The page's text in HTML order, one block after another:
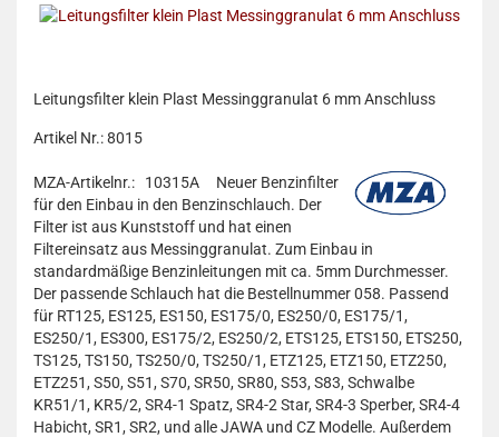
Leitungsfilter klein Plast Messinggranulat 6 mm Anschluss
Artikel Nr.: 8015
MZA-Artikelnr.: 10315A
Neuer Benzinfilter
für den Einbau in den Benzinschlauch. Der
Filter ist aus Kunststoff und hat einen
Filtereinsatz aus Messinggranulat. Zum Einbau in
standardmäßige Benzinleitungen mit ca. 5mm Durchmesser.
Der passende Schlauch hat die Bestellnummer 058. Passend
für RT125, ES125, ES150, ES175/0, ES250/0, ES175/1,
ES250/1, ES300, ES175/2, ES250/2, ETS125, ETS150, ETS250,
TS125, TS150, TS250/0, TS250/1, ETZ125, ETZ150, ETZ250,
ETZ251, S50, S51, S70, SR50, SR80, S53, S83, Schwalbe
KR51/1, KR5/2, SR4-1 Spatz, SR4-2 Star, SR4-3 Sperber, SR4-4
Habicht, SR1, SR2, und alle JAWA und CZ Modelle. Außerdem